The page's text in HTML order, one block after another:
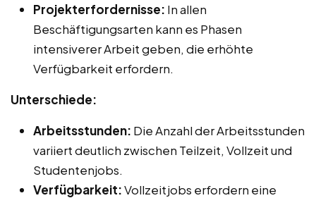
Projekterfordernisse: In allen
Beschäftigungsarten kann es Phasen
intensiverer Arbeit geben, die erhöhte
Verfügbarkeit erfordern.
Unterschiede:
Arbeitsstunden: Die Anzahl der Arbeitsstunden
variiert deutlich zwischen Teilzeit, Vollzeit und
Studentenjobs.
Verfügbarkeit:Vollzeitjobs erfordern eine